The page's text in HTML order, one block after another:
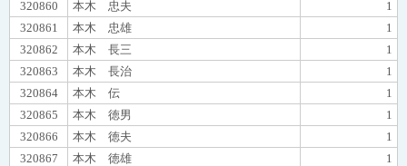
320860
本木 忠夫
1
320861
本木 忠雄
1
320862
本木 長三
1
320863
本木 長治
1
320864
本木 伝
1
320865
本木 徳男
1
320866
本木 徳夫
1
320867
本木 徳雄
1